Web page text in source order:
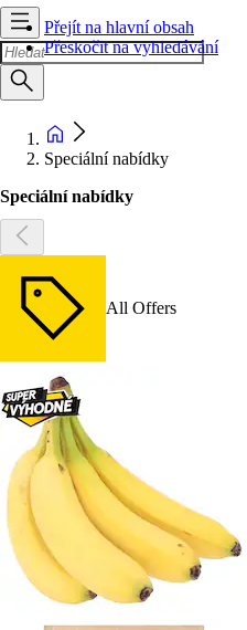
Přejít na hlavní obsah
Přeskočit na vyhledávání
Speciální nabídky
Speciální nabídky
All Offers